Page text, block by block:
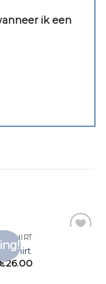
ik een
T SHIRT
t shirt
26.00